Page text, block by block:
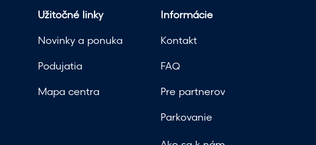
Užitočné linky
Novinky a ponuka
Podujatia
Mapa centra
Informácie
Kontakt
FAQ
Pre partnerov
Parkovanie